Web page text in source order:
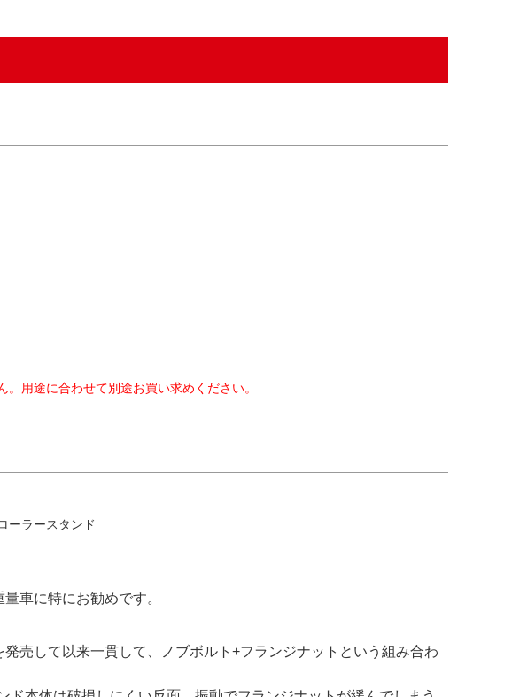
用途に合わせて別途お買い求めください。
ーラースタンド
車に特にお勧めです。
売して以来一貫して、ノブボルト+フランジナットという組み合わ